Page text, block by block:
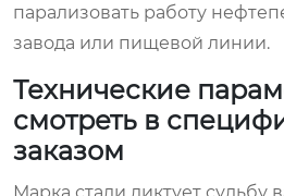
парализовать работу
завода или пищевой линии.
Технические
смотреть в
заказом
Марка стали диктует судьбу